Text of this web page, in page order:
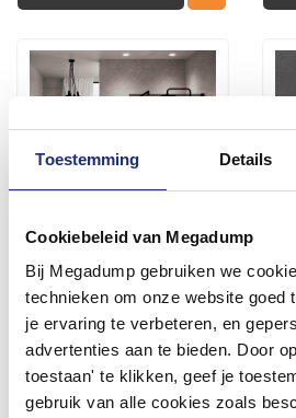
Toestemming Details
Cookiebeleid van Megadump
Bij Megadump gebruiken we
technieken om onze website goed
je ervaring te verbeteren, en
advertenties aan te bieden. Door
toestaan' te klikken, geef je
gebruik van alle cookies zoals
Inloopdouche Novellini
Kuadra met Donkere
Profiel (alle maten)
3 - 5 Weken
909,92
752,00